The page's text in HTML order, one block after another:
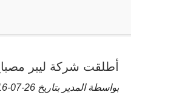
أطلقت شركة ليبر
تعديل درجة حرارة اللون
بواسطة المدير بتاريخ 26-07-2016